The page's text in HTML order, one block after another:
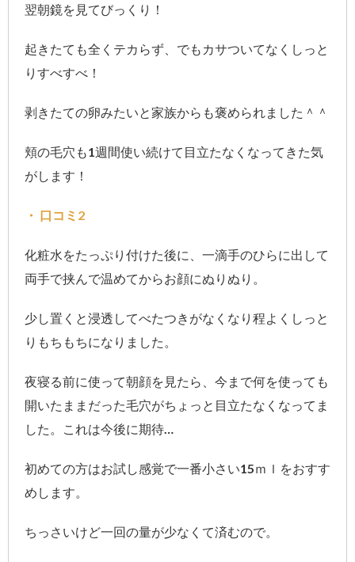
翌朝鏡を見てびっくり！
起きたても全くテカらず、でもカサついてなくしっと
りすべすべ！
剥きたての卵みたいと家族からも褒められました＾＾
頬の毛穴も1週間使い続けて目立たなくなってきた気
がします！
・ 口コミ2
化粧水をたっぷり付けた後に、一滴手のひらに出して
両手で挟んで温めてからお顔にぬりぬり。
少し置くと浸透してべたつきがなくなり程よくしっと
りもちもちになりました。
夜寝る前に使って朝顔を見たら、今まで何を使っても
開いたままだった毛穴がちょっと目立たなくなってま
した。これは今後に期待…
初めての方はお試し感覚で一番小さい15ｍｌをおすす
めします。
ちっさいけど一回の量が少なくて済むので。